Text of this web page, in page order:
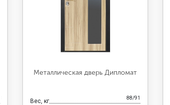
Металлическая дверь Дипломат
Вес, кг 88/91